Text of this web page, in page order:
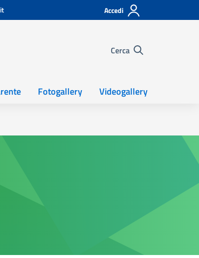
Accedi
Cerca
Fotogallery Videogallery